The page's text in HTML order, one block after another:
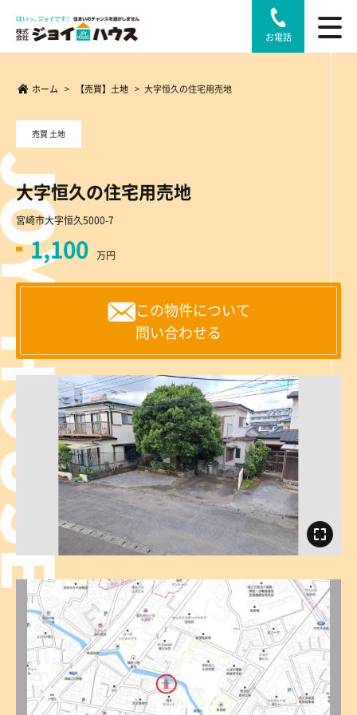
お電話
ホーム > 【売買】土地 > 大字恒久の住宅用売地
売買 土地
大字恒久の住宅用売地
宮崎市大字恒久5000-7
1,100 万円
この物件について
問い合わせる